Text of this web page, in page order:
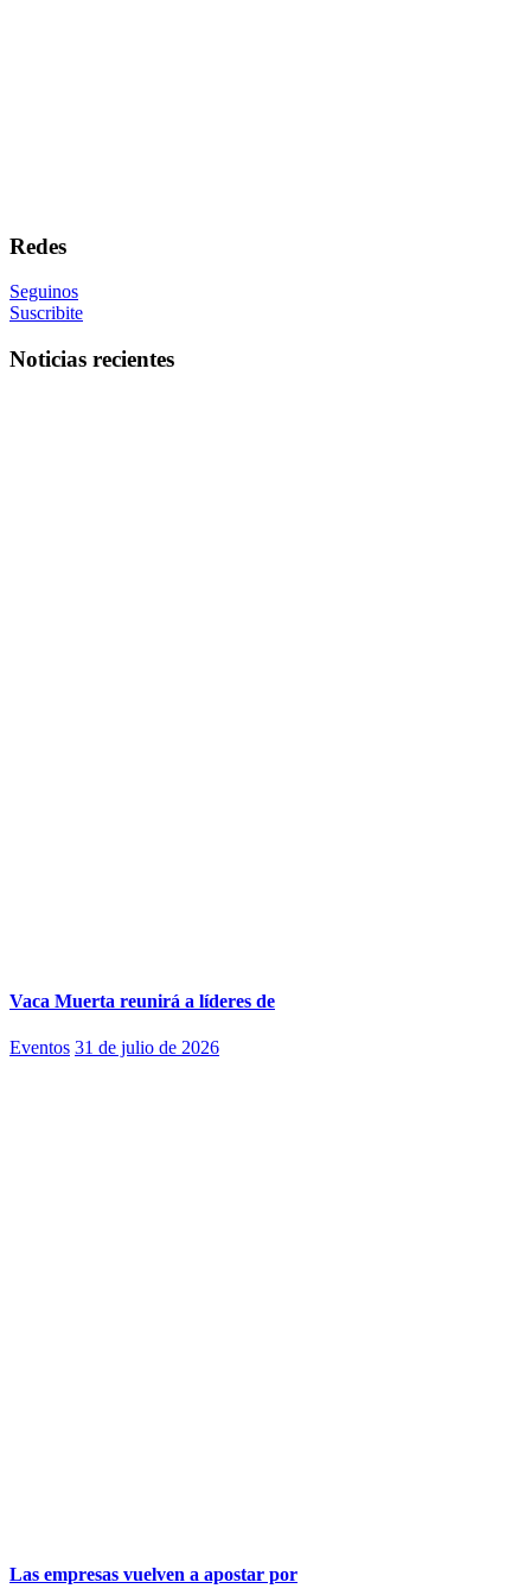
Redes
Seguinos
Suscribite
Noticias recientes
Vaca Muerta reunirá a líderes de
Eventos 31 de julio de 2026
Las empresas vuelven a apostar por